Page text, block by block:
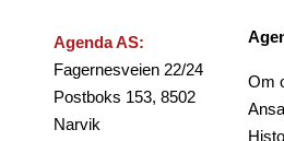
Agenda AS:
Fagernesveien 22/24
Postboks 153, 8502
Narvik
Om